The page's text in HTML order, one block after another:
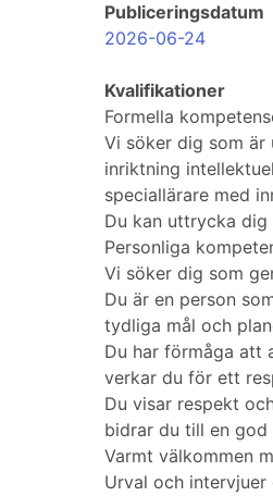
Publiceringsdatum
2026-06-24
Kvalifikationer
Formella
Vi söker dig som är
inriktning
speciallärare med
Du kan uttrycka
Personliga
Vi söker dig som
Du är en person
tydliga mål och
Du har förmåga att
verkar du för ett
Du visar respekt
bidrar du till en god
Varmt välkommen
Urval och